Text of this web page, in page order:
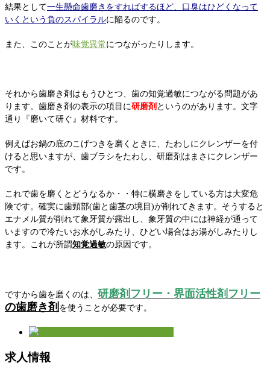
結果として一生懸命歯磨きをすればするほど、口臭はひどくなって
いくという負のスパイラルに陥るのです。
また、このことが味覚異常 につながったりします。
それから歯磨き剤はもうひとつ、歯の知覚過敏につながる問題があ
ります。歯磨き剤の表示の項目に研磨剤 というのがあります。文字
通り『磨いて研ぐ』材料です。
例えばお鍋の底のこげつきを磨くときに、たわしにクレンザーを付
けると思いますが、歯ブラシをたわし、研磨剤はまさにクレンザー
です。
これで歯を磨くとどうなるか・・特に横磨きをしている方は大変危
険です。確実に歯頸部(歯と歯茎の境目)が削れてきます。そうすると
エナメル質が削れて象牙質が露出し、象牙質の中には神経が通って
いますので冷たいお水がしみたり、ひどい場合はお湯がしみたりし
ます。これが所謂知覚過敏の原因です。
ですから歯を磨くのは、 研磨剤フリー・界面活性剤フリー
の歯磨き剤 を使うことが必要です。
求人情報